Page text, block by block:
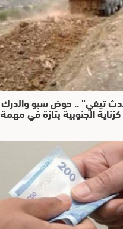
تيفي” .. حوض سبو والدرك
الجنوبية بتازة في مهمة